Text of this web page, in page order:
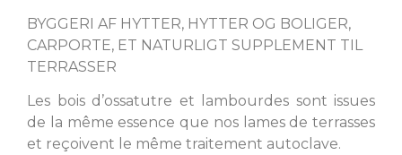
BYGGERI AF HYTTER, HYTTER OG BOLIGER,
CARPORTE, ET NATURLIGT SUPPLEMENT TIL
TERRASSER
Les bois d’ossatutre et lambourdes sont issues
de la même essence que nos lames de terrasses
et reçoivent le même traitement autoclave.